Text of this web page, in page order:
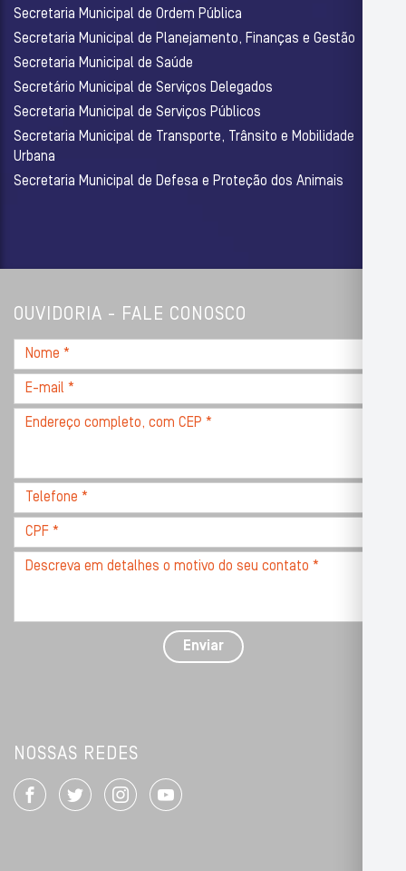
Secretaria Municipal de Ordem Pública
Secretaria Municipal de Planejamento, Finanças e Gestão
Secretaria Municipal de Saúde
Secretário Municipal de Serviços Delegados
Secretaria Municipal de Serviços Públicos
Secretaria Municipal de Transporte, Trânsito e Mobilidade
Urbana
Secretaria Municipal de Defesa e Proteção dos Animais
OUVIDORIA - FALE CONOSCO
Nome
*
E-
mail
Endereço
CEP
Telefone
*
CPF
*
Descreva
com
Enviar
NOSSAS REDES